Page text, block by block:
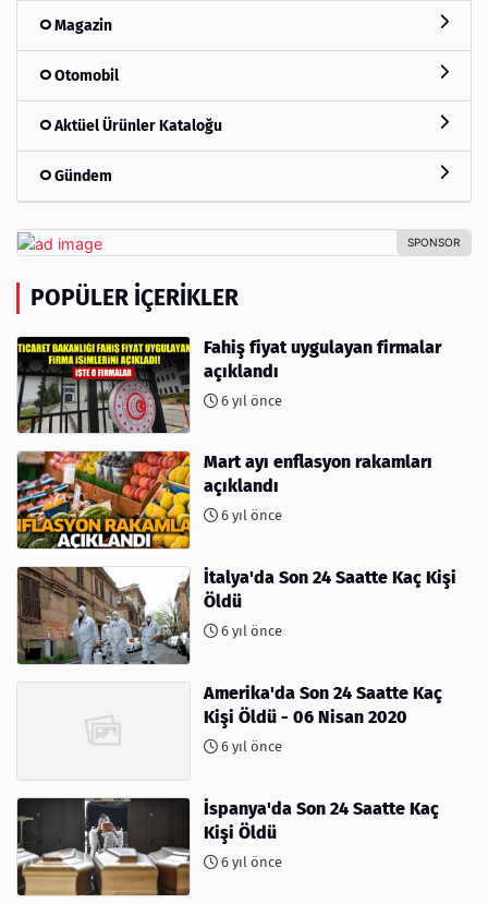
Magazin
Otomobil
Aktüel Ürünler Kataloğu
Gündem
POPÜLER İÇERIKLER
Fahiş fiyat uygulayan firmalar
açıklandı
6 yıl önce
Mart ayı enflasyon rakamları
açıklandı
6 yıl önce
İtalya'da Son 24 Saatte Kaç Kişi
Öldü
6 yıl önce
Amerika'da Son 24 Saatte Kaç
Kişi Öldü - 06 Nisan 2020
6 yıl önce
İspanya'da Son 24 Saatte Kaç
Kişi Öldü
6 yıl önce